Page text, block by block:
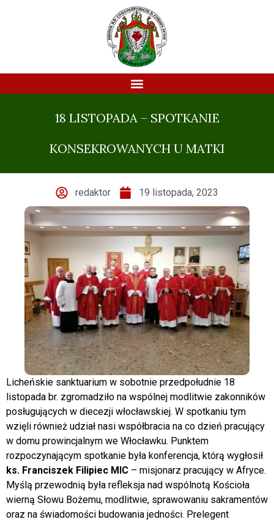
18 LISTOPADA – SPOTKANIE
KONSEKROWANYCH U MATKI
redaktor 19 listopada, 2023
Licheńskie sanktuarium w sobotnie przedpołudnie 18
listopada br. zgromadziło na wspólnej modlitwie zakonników
posługujących w diecezji włocławskiej. W spotkaniu tym
wzięli również udział nasi współbracia na co dzień pracujący
w domu prowincjalnym we Włocławku. Punktem
rozpoczynającym spotkanie była konferencja, którą wygłosił
ks. Franciszek Filipiec MIC – misjonarz pracujący w Afryce.
Myślą przewodnią była refleksja nad wspólnotą Kościoła
wierną Słowu Bożemu, modlitwie, sprawowaniu sakramentów
oraz na świadomości budowania jedności. Prelegent